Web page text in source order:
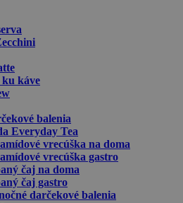
káve
balenia
Everyday Tea
vrecúška na doma
vrecúška gastro
čaj na doma
čaj gastro
darčekové balenia